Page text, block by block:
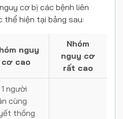
cơ bị các bệnh liên
hiện tại bảng sau:
nguy
cơ cao
Nhóm
nguy cơ
rất cao
người
cùng
thống